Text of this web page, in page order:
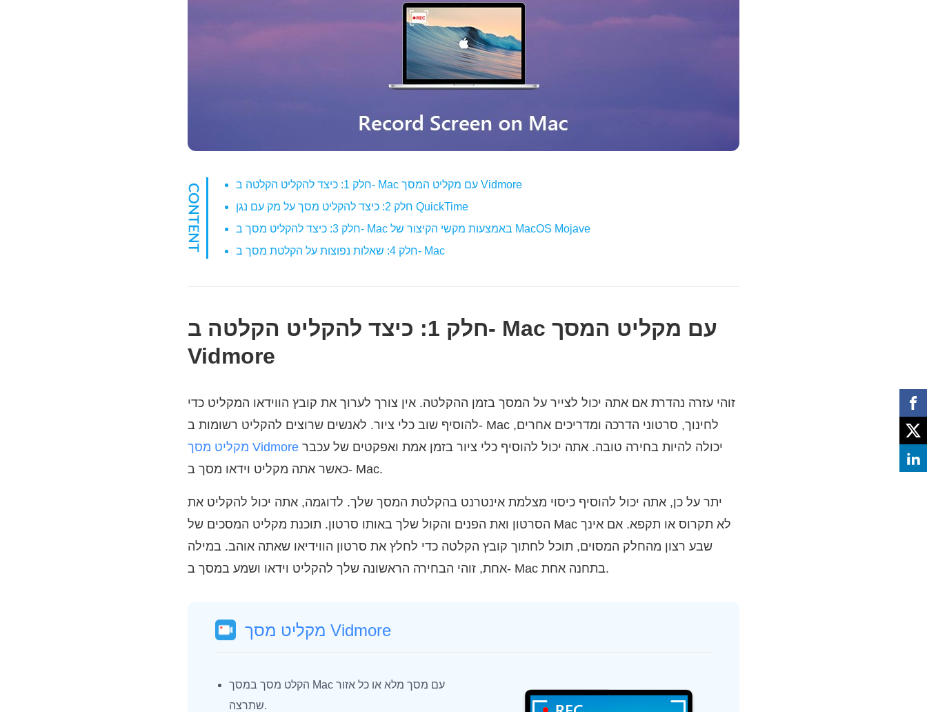
חלק 1: כיצד להקליט הקלטה ב- Mac עם מקליט המסך Vidmore
חלק 2: כיצד להקליט מסך על מק עם נגן QuickTime
חלק 3: כיצד להקליט מסך ב- Mac באמצעות מקשי הקיצור של MacOS Mojave
חלק 4: שאלות נפוצות על הקלטת מסך ב- Mac
חלק 1: כיצד להקליט הקלטה ב- Mac עם מקליט המסך
Vidmore
זוהי עזרה נהדרת אם אתה יכול לצייר על המסך בזמן ההקלטה. אין צורך לערוך את קובץ הווידאו המקליט כדי
להוסיף שוב כלי ציור. לאנשים שרוצים להקליט רשומות ב- Mac לחינוך, סרטוני הדרכה ומדריכים אחרים,
מקליט מסך Vidmore
כאשר אתה מקליט וידאו מסך ב- Mac.
יתר על כן, אתה יכול להוסיף כיסוי מצלמת אינטרנט בהקלטת המסך שלך. לדוגמה, אתה יכול להקליט את
הסרטון ואת הפנים והקול שלך באותו סרטון. תוכנת מקליט המסכים של Mac לא תקרוס או תקפא. אם אינך
שבע רצון מהחלק המסוים, תוכל לחתוך קובץ הקלטה כדי לחלץ את סרטון הווידיאו שאתה אוהב. במילה
אחת, זוהי הבחירה הראשונה שלך להקליט וידאו ושמע במסך ב- Mac בתחנה אחת.
מקליט מסך Vidmore
הקלט מסך במסך Mac עם מסך מלא או כל אזור
שתרצה.